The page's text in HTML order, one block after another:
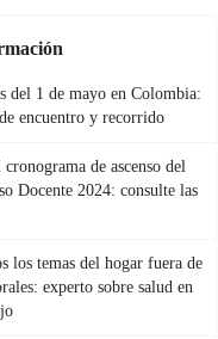
del 1 de mayo en Colombia:
encuentro y recorrido
de ascenso del
Docente 2024: consulte las
los temas del hogar fuera de
experto sobre salud en